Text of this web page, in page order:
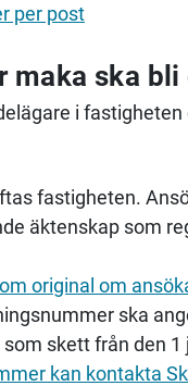
per post
maka ska bli
i
fastigheten.
äktenskap som
original om
ska
skett från den 1
kan kontakta